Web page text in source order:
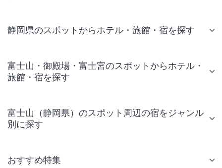
静岡県のスポットからホテル・旅館・宿を探す
富士山・御殿場・富士宮のスポットからホテル・
旅館・宿を探す
富士山（静岡県）のスポット周辺の宿をジャンル
別に探す
おすすめ特集